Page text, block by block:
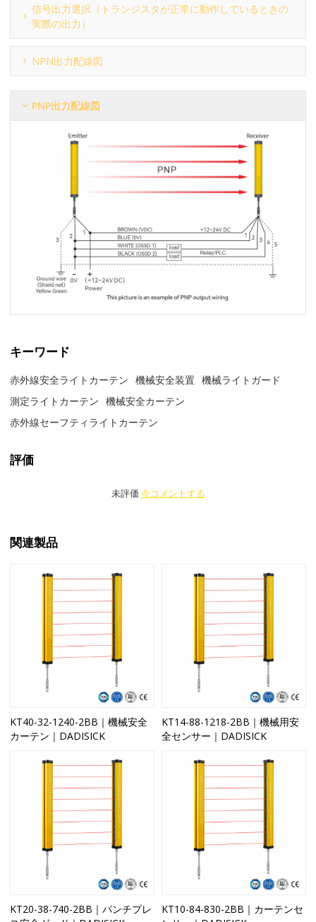
信号出力選択（トランジスタが正常に動作しているときの
実際の出力）
NPN出力配線図
PNP出力配線図
キーワード
赤外線安全ライトカーテン 機械安全装置 機械ライトガード
測定ライトカーテン
機械安全カーテン
赤外線セーフティライトカーテン
評価
未評価 今コメントする
関連製品
KT40-32-1240-2BB｜機械安全
カーテン｜DADISICK
KT14-88-1218-2BB｜機械用安
全センサー｜DADISICK
KT20-38-740-2BB｜パンチプレ
KT10-84-830-2BB｜カーテンセ